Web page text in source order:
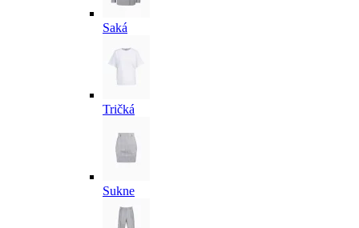
Saká
Tričká
Sukne